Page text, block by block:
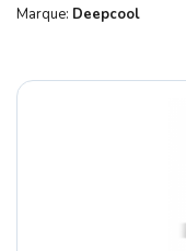
Marque: Deepcool